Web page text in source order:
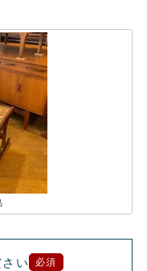
い 必須